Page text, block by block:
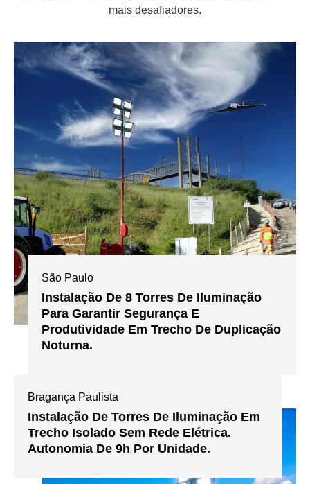
mais desafiadores.
São Paulo
Instalação De 8 Torres De Iluminação
Para Garantir Segurança E
Produtividade Em Trecho De Duplicação
Noturna.
Bragança Paulista
Instalação De Torres De Iluminação Em
Trecho Isolado Sem Rede Elétrica.
Autonomia De 9h Por Unidade.